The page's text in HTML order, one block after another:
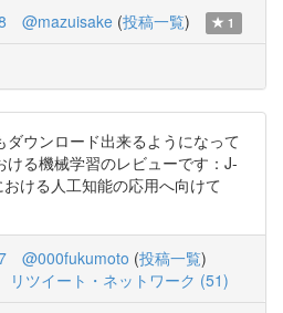
@mazuisake (投稿一覧) 1
ウンロード出来るようになって
ける機械学習のレビューです：J-
ける人工知能の応用へ向けて
@000fukumoto (投稿一覧)
リツイート・ネットワーク (51)